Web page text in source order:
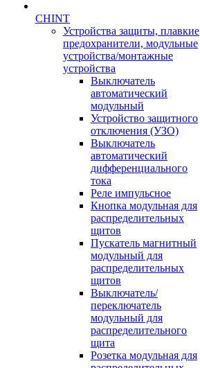
CHINT
Устройства защиты, плавкие
предохранители, модульные
устройства/монтажные
устройства
Выключатель
автоматический
модульный
Устройство защитного
отключения (УЗО)
Выключатель
автоматический
дифференциального
тока
Реле импульсное
Кнопка модульная для
распределительных
щитов
Пускатель магнитный
модульный для
распределительных
щитов
Выключатель/
переключатель
модульный для
распределительного
щита
Розетка модульная для